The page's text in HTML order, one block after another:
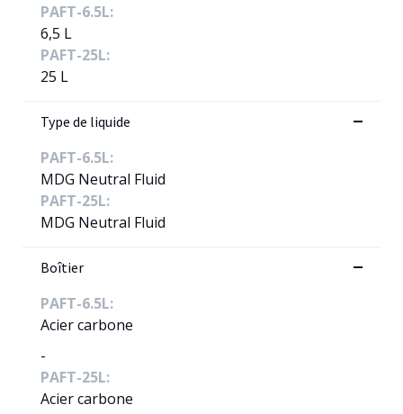
PAFT-6.5L:
6,5 L
PAFT-25L:
25 L
Type de liquide
PAFT-6.5L:
MDG Neutral Fluid
PAFT-25L:
MDG Neutral Fluid
Boîtier
PAFT-6.5L:
Acier carbone
-
PAFT-25L:
Acier carbone